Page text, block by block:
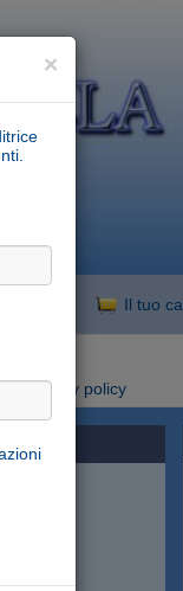
×
Il tuo
Privacy policy